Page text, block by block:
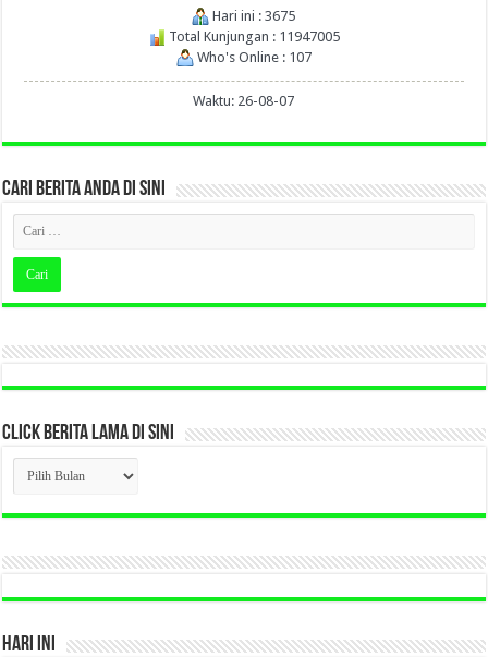
Hari ini : 3675
Total Kunjungan : 11947005
Who's Online : 107
Waktu: 26-08-07
CARI BERITA ANDA DI SINI
CLICK BERITA LAMA DI SINI
CLICK
BERITA
LAMA
DI
HARI INI